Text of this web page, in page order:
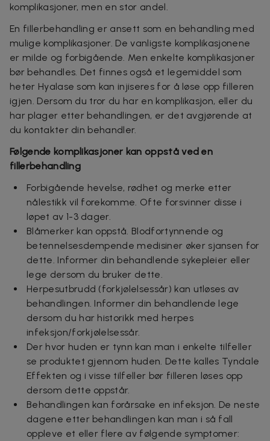
komplikasjoner, men en stor andel.
En fillerbehandling er ansett som en behandling med
mulige komplikasjoner. De vanligste komplikasjonene
er milde og forbigående. Men enkelte komplikasjoner
bør behandles. Det finnes også et legemiddel som
heter Hyalase som kan injiseres for å løse opp filleren
igjen. Dersom du tror du har en komplikasjon, eller du
har plager etter behandlingen, er det avgjørende at
du kontakter din behandler.
Følgende komplikasjoner kan oppstå ved en
fillerbehandling
Forbigående hevelse, rødhet og merke etter
nålestikk vil forekomme. Ofte forsvinner disse i
løpet av 1-3 dager.
Blåmerker kan oppstå. Blodfortynnende og
betennelsesdempende medisiner øker sjansen for
dette. Informer din behandlende sykepleier eller
lege dersom du bruker dette.
Herpesutbrudd (forkjølelsessår) kan utløses av
behandlingen. Informer din behandlende lege
dersom du har historikk med herpes
infeksjon/forkjølelsessår.
Der hvor huden er tynn kan man i enkelte tilfeller
se produktet gjennom huden. Dette kalles Tyndale
Effekten og i visse tilfeller bør filleren løses opp
dersom dette oppstår.
Behandlingen kan forårsake en infeksjon. De neste
dagene etter behandlingen kan man i så fall
oppleve et eller flere av følgende symptomer: